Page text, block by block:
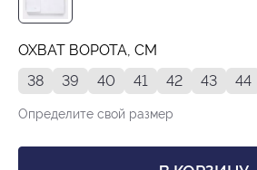
ОХВАТ ВОРОТА, СМ
38
39 40 41 42 43 44
Определите свой размер